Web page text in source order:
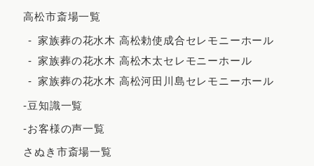
2022年4月
2022年3月
2022年2月
2021年12月
2021年11月
2021年10月
高松市斎場一覧
家族葬の花水木 高松勅使成合セレモニーホール
家族葬の花水木 高松木太セレモニーホール
家族葬の花水木 高松河田川島セレモニーホール
-豆知識一覧
-お客様の声一覧
さぬき市斎場一覧